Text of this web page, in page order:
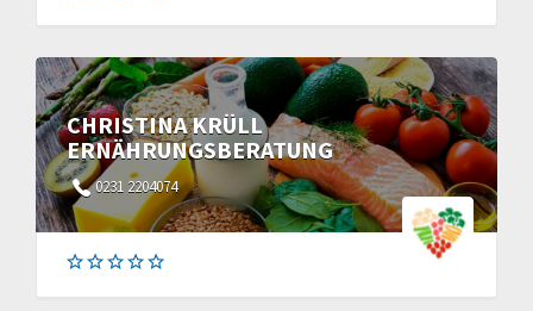
CHRISTINA KRÜLL
ERNÄHRUNGSBERATUNG
0231 2204074